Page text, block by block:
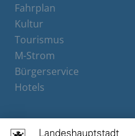
Fahrplan
Kultur
Tourismus
M-Strom
Bürgerservice
Hotels
Contact